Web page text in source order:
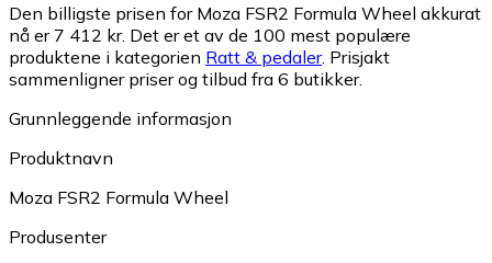
Den billigste prisen for Moza FSR2 Formula Wheel akkurat
nå er 7 412 kr. Det er et av de 100 mest populære
produktene i kategorien Ratt & pedaler. Prisjakt
sammenligner priser og tilbud fra 6 butikker.
Grunnleggende informasjon
Produktnavn
Moza FSR2 Formula Wheel
Produsenter